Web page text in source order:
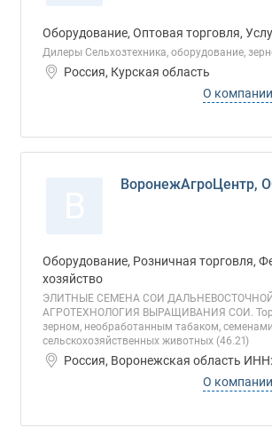
Оборудование, Оптовая торговля,
Дилеры Сельхозтехника, оборудование,
Россия, Курская область
О компании
ВоронежАгроЦентр,
Оборудование, Розничная торговля,
хозяйство
ЭЛИТНЫЕ СЕМЕНА СОИ
АГРОТЕХНОЛОГИЯ ВЫРАЩИВАНИЯ СОИ.
зерном, необработанным табаком,
сельскохозяйственных животных (46.21)
Россия, Воронежская область
О компании